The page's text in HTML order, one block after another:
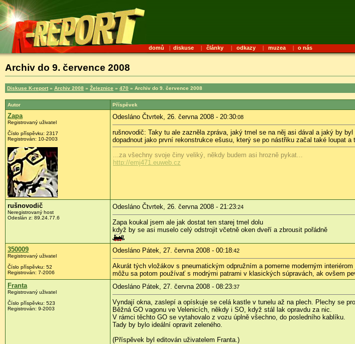
domů | diskuse | články | odkazy | muzea | o nás
Archiv do 9. července 2008
Diskuse K-report » Archiv 2008 » Železnice » 470 » Archiv do 9. července 2008
Autor Příspěvek
Zapa
Registrovaný uživatel
Číslo příspěvku: 2317
Registrován: 10-2003
Odesláno Čtvrtek, 26. června 2008 - 20:30:08
rušnovodič: Taky tu ale zazněla zpráva, jaký tmel se na něj asi dával a jaký by
dopadnout jako první rekonstrukce ešusu, který se po nástřiku začal také loupat a
...za všechny svoje činy veliký, někdy budem asi hrozně pykat...
http://emj471.euweb.cz
rušnovodič
Neregistrovaný host
Odeslán z: 89.24.77.6
Odesláno Čtvrtek, 26. června 2008 - 21:23:24
Zapa koukal jsem ale jak dostat ten starej tmel dolu
když by se asi muselo celý odstrojit včetně oken dveří a zbrousit pořádně
350009
Registrovaný uživatel
Číslo příspěvku: 52
Registrován: 7-2006
Odesláno Pátek, 27. června 2008 - 00:18:42
Akurát tých vložákov s pneumatickým odpružním a pomerne moderným
môžu sa potom používať s modrými patrami v klasických súpravách, ak ovšem
Franta
Registrovaný uživatel
Číslo příspěvku: 523
Registrován: 9-2003
Odesláno Pátek, 27. června 2008 - 08:23:37
Vyndají okna, zaslepí a opískuje se celá kastle v tunelu až na plech. Plechy se
Běžná GO vagonu ve Velenicích, někdy i SO, když stál lak opravdu za nic.
V rámci těchto GO se vytahovalo z vozu úplně všechno, do posledního kablíku.
Tady by bylo ideální opravit zeleného.
(Příspěvek byl editován uživatelem Franta.)